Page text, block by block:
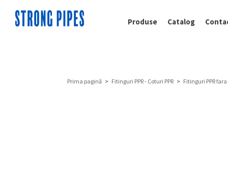
Produse Catalog
Prima pagină > Fitinguri PPR - Coturi PPR > Fitinguri PPR